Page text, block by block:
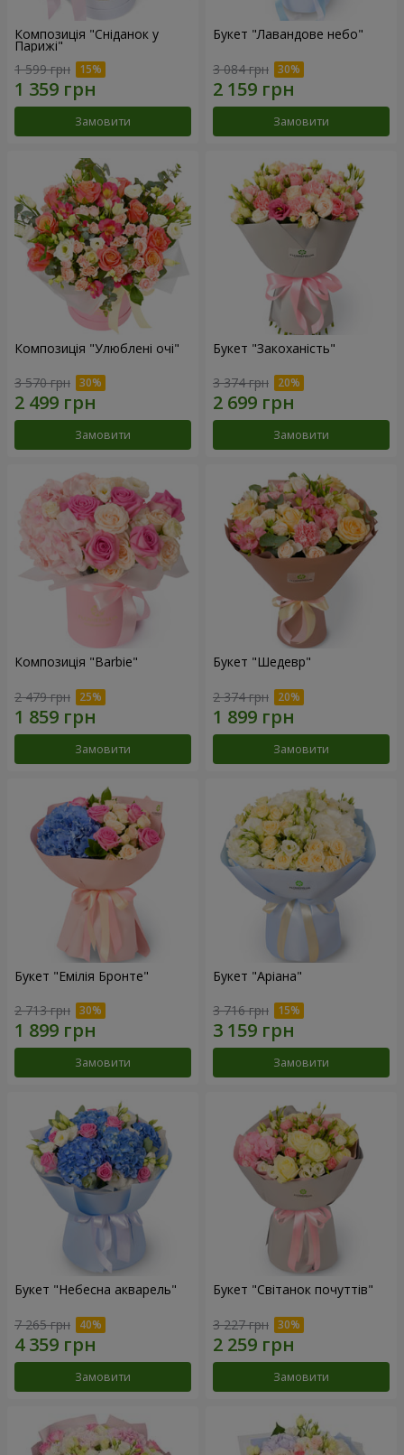
Композиція "Сніданок у
Парижі"
1 599 грн
Замовити
Букет "Лавандове небо"
3 084 грн
Замовити
Композиція "Улюблені очі"
3 570 грн
Замовити
Букет "Закоханість"
3 374 грн
Замовити
Композиція "Barbie"
2 479 грн
Замовити
Букет "Шедевр"
2 374 грн
Замовити
Букет "Емілія Бронте"
2 713 грн
Замовити
Букет "Аріана"
3 716 грн
Замовити
Букет "Небесна акварель"
7 265 грн
Замовити
Букет "Світанок почуттів"
3 227 грн
Замовити